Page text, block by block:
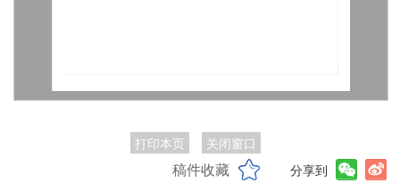
打印本页 关闭窗口
稿件收藏 分享到